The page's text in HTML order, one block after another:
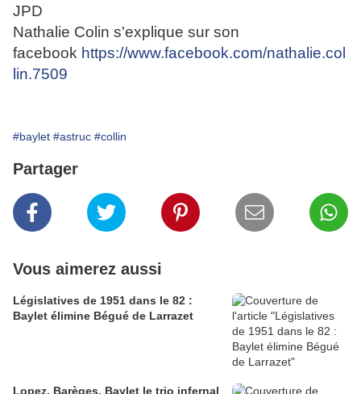
JPD
Nathalie Colin s'explique sur son
facebook https://www.facebook.com/nathalie.col
lin.7509
#baylet #astruc #collin
Partager
Vous aimerez aussi
Législatives de 1951 dans le 82 :
Baylet élimine Bégué de Larrazet
Lopez, Barèges, Baylet le trio infernal